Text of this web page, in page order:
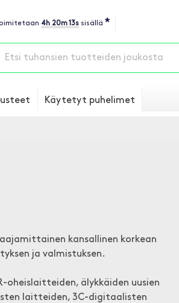
4h 20m 13s sisällä *
Käytetyt puhelimet
kansallinen korkean
ja valmistuksen.
oheislaitteiden, älykkäiden uusien
laitteiden, 3C-digitaalisten